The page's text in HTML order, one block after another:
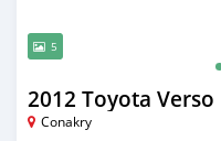
5
2012 Toyota Verso
Conakry